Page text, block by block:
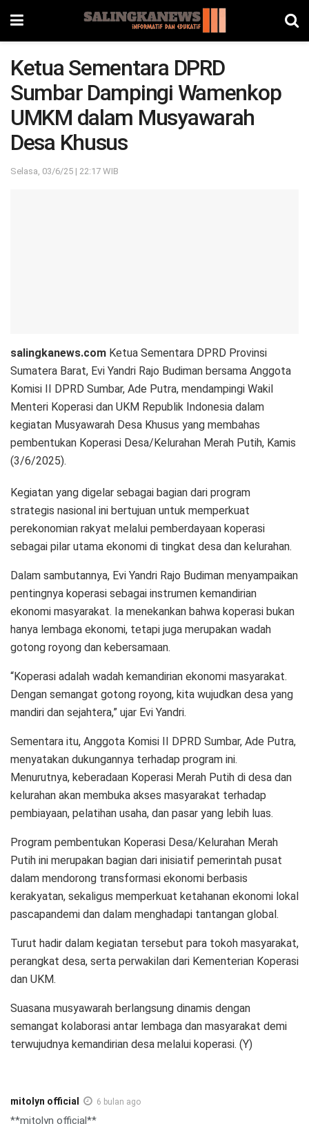
Ketua Sementara DPRD
Sumbar Dampingi Wamenkop
UMKM dalam Musyawarah
Desa Khusus
Selasa, 03/6/25 | 22:17 WIB
salingkanews.com Ketua Sementara DPRD Provinsi
Sumatera Barat, Evi Yandri Rajo Budiman bersama Anggota
Komisi II DPRD Sumbar, Ade Putra, mendampingi Wakil
Menteri Koperasi dan UKM Republik Indonesia dalam
kegiatan Musyawarah Desa Khusus yang membahas
pembentukan Koperasi Desa/Kelurahan Merah Putih, Kamis
(3/6/2025).
Kegiatan yang digelar sebagai bagian dari program
strategis nasional ini bertujuan untuk memperkuat
perekonomian rakyat melalui pemberdayaan koperasi
sebagai pilar utama ekonomi di tingkat desa dan kelurahan.
Dalam sambutannya, Evi Yandri Rajo Budiman menyampaikan
pentingnya koperasi sebagai instrumen kemandirian
ekonomi masyarakat. Ia menekankan bahwa koperasi bukan
hanya lembaga ekonomi, tetapi juga merupakan wadah
gotong royong dan kebersamaan.
“Koperasi adalah wadah kemandirian ekonomi masyarakat.
Dengan semangat gotong royong, kita wujudkan desa yang
mandiri dan sejahtera,” ujar Evi Yandri.
Sementara itu, Anggota Komisi II DPRD Sumbar, Ade Putra,
menyatakan dukungannya terhadap program ini.
Menurutnya, keberadaan Koperasi Merah Putih di desa dan
kelurahan akan membuka akses masyarakat terhadap
pembiayaan, pelatihan usaha, dan pasar yang lebih luas.
Program pembentukan Koperasi Desa/Kelurahan Merah
Putih ini merupakan bagian dari inisiatif pemerintah pusat
dalam mendorong transformasi ekonomi berbasis
kerakyatan, sekaligus memperkuat ketahanan ekonomi lokal
pascapandemi dan dalam menghadapi tantangan global.
Turut hadir dalam kegiatan tersebut para tokoh masyarakat,
perangkat desa, serta perwakilan dari Kementerian Koperasi
dan UKM.
Suasana musyawarah berlangsung dinamis dengan
semangat kolaborasi antar lembaga dan masyarakat demi
terwujudnya kemandirian desa melalui koperasi. (Y)
mitolyn official 6 bulan ago
**mitolyn official**